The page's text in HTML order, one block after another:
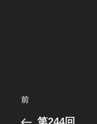
投
前
の
前